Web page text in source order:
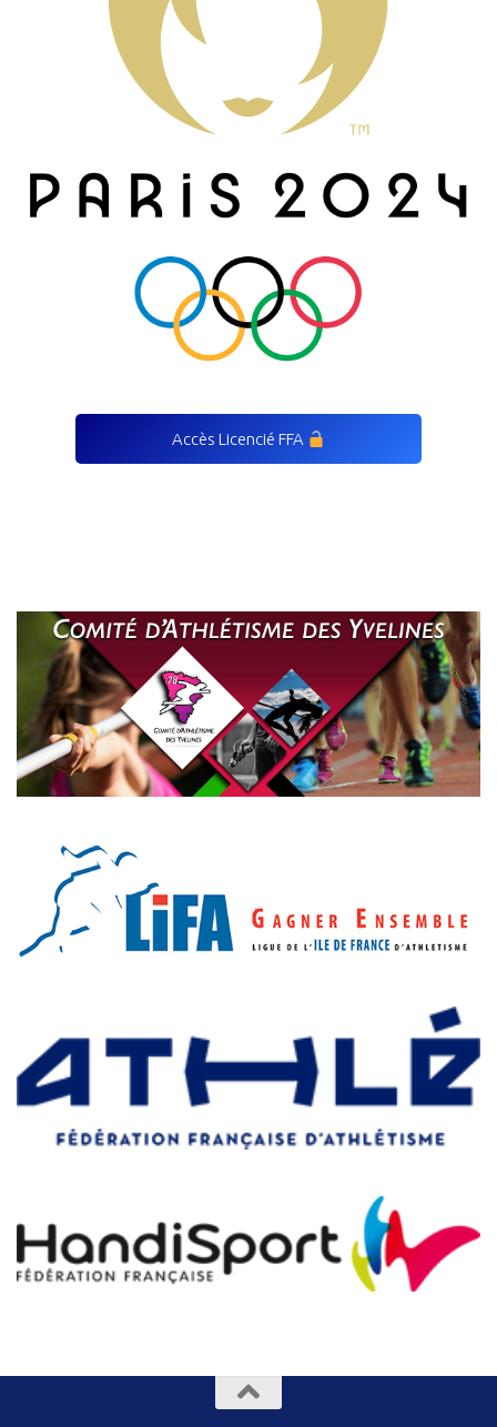
Accès Licencié FFA